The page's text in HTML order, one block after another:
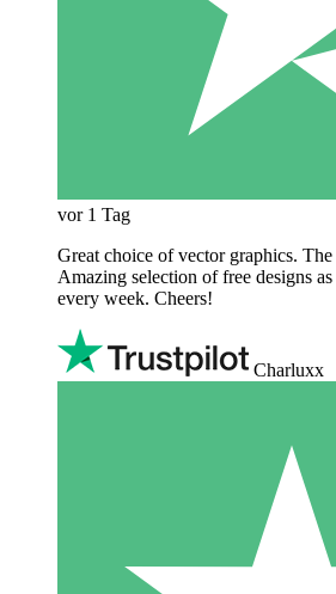
vor 1 Tag
Great choice of vector graphics.
Amazing selection of free designs
every week. Cheers!
Charluxx